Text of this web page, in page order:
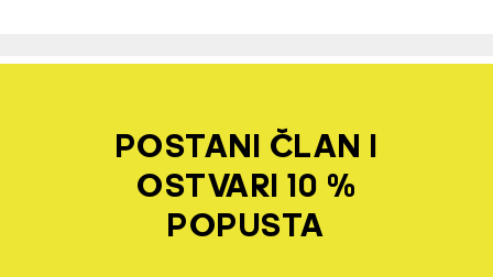
POSTANI ČLAN I
OSTVARI 10 %
POPUSTA